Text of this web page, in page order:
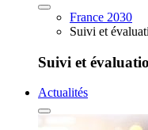
France 2030
Suivi et
Suivi et
Actualités